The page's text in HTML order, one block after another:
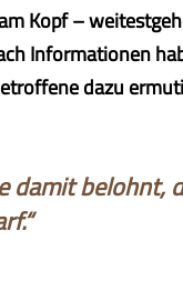
Kopf –
Informationen
dazu
damit belohnt,